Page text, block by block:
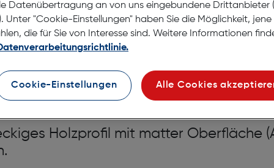
Holz nuss
Holzprofil mit matter Oberfläche
Datenübertragung an von uns eingebundene Drittanbieter
Unter "Cookie-Einstellungen" haben Sie die Möglichkeit,
die für Sie von Interesse sind. Weitere Informationen
Cookie-Einstellungen Alle Cookies